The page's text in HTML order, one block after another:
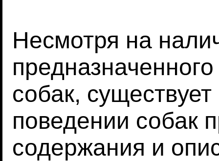
Несмотря на
собак,
поведении собак
содержания и